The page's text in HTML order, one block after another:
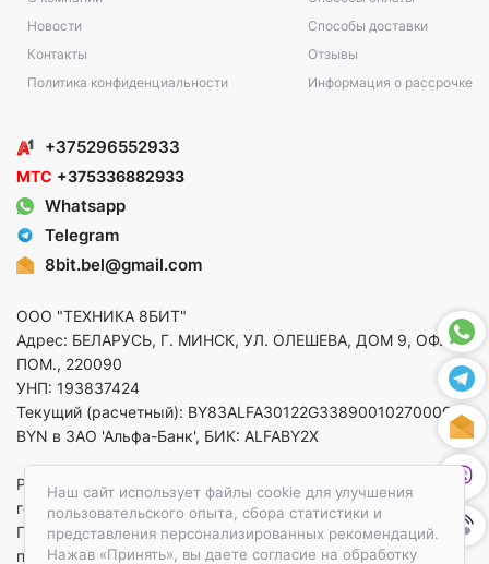
Наш сайт использует файлы cookie для улучшения
пользовательского опыта, сбора статистики и
представления персонализированных рекомендаций.
Нажав «Принять», вы даете согласие на обработку
Новости
Контакты
Политика конфиденциальности
Способы доставки
Отзывы
Информация о рассрочке
+375296552933
МТС +375336882933
Whatsapp
Telegram
8bit.bel@gmail.com
ООО "ТЕХНИКА 8БИТ"
Адрес: БЕЛАРУСЬ, Г. МИНСК, УЛ. ОЛЕШЕВА, ДОМ 9, ОФ. 5,
ПОМ., 220090
УНП: 193837424
Текущий (расчетный): BY83ALFA30122G33890010270000 в
BYN в ЗАО 'Альфа-Банк', БИК: ALFABY2X
Регистрация в торговом реестре от 14.08.2025 Минский
горисполком
По вопросам защиты прав потребителей
приемная:+375173783412